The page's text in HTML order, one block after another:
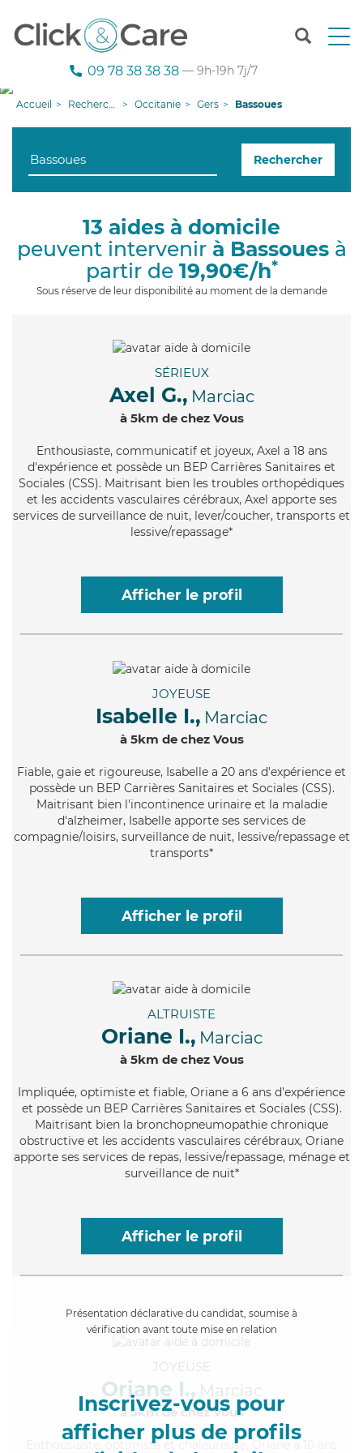
T
n
g
i
09 78 38 38 38 — 9h-19h 7j/7
Accueil Recherche aide à domicile Occitanie Gers Bassoues
Rechercher
13 aides à domicile
peuvent intervenir à Bassouesà
partir de 19,90€/h*
Sous réserve de leur disponibilité au moment de la demande
SÉRIEUX
Axel G., Marciac
à 5km de chez Vous
Enthousiaste, communicatif et joyeux, Axel a 18 ans
d'expérience et possède un BEP Carrières Sanitaires et
Sociales (CSS). Maitrisant bien les troubles orthopédiques
et les accidents vasculaires cérébraux, Axel apporte ses
services de surveillance de nuit, lever/coucher, transports et
lessive/repassage*
Afficher le profil
JOYEUSE
Isabelle I., Marciac
à 5km de chez Vous
Fiable, gaie et rigoureuse, Isabelle a 20 ans d'expérience et
possède un BEP Carrières Sanitaires et Sociales (CSS).
Maitrisant bien l'incontinence urinaire et la maladie
d'alzheimer, Isabelle apporte ses services de
compagnie/loisirs, surveillance de nuit, lessive/repassage et
transports*
Afficher le profil
ALTRUISTE
Oriane I., Marciac
à 5km de chez Vous
Impliquée, optimiste et fiable, Oriane a 6 ans d'expérience
et possède un BEP Carrières Sanitaires et Sociales (CSS).
Maitrisant bien la bronchopneumopathie chronique
obstructive et les accidents vasculaires cérébraux, Oriane
apporte ses services de repas, lessive/repassage, ménage et
surveillance de nuit*
Afficher le profil
Présentation déclarative du candidat, soumise à
vérification avant toute mise en relation
Inscrivez-vous pour
afficher plus de profils
JOYEUSE
Oriane I., Marciac
à 5km de chez Vous
, optimiste et chaleureuse, Oriane a 10 ans